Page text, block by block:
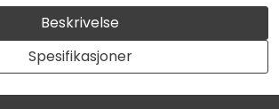
Beskrivelse
Spesifikasjoner